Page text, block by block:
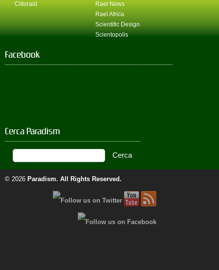
Clitoraid
Rael News
Rael Africa
Scientific Design
Scientopolis
Facebook
Cerca Paradism
© 2026 Paradism. All Rights Reserved.